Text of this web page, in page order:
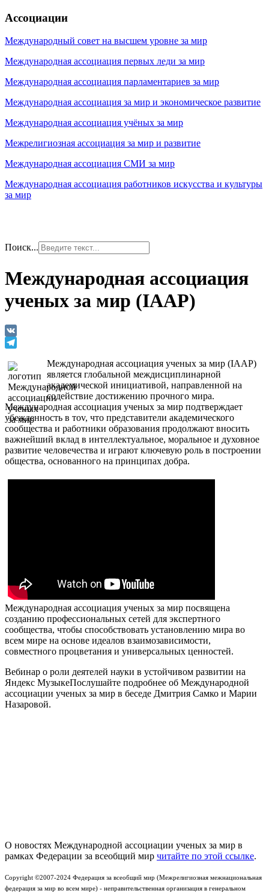
Ассоциации
Международный совет на высшем уровне за мир
Международная ассоциация первых леди за мир
Международная ассоциация парламентариев за мир
Международная ассоциация за мир и экономическое развитие
Международная ассоциация учёных за мир
Межрелигиозная ассоциация за мир и развитие
Международная ассоциация СМИ за мир
Международная ассоциация работников искусства и культуры
за мир
Поиск...
Международная ассоциация
ученых за мир (IAAP)
VK
Международная ассоциация ученых за мир (IAAP)
является глобальной междисциплинарной
академической инициативой, направленной на
содействие достижению прочного мира.
Международная ассоциация ученых за мир подтверждает
убежденность в тоv, что представители академического
сообщества и работники образования продолжают вносить
важнейший вклад в интеллектуальное, моральное и духовное
развитие человечества и играют ключевую роль в построении
общества, основанного на принципах добра.
Международная ассоциация ученых за мир посвящена
созданию профессиональных сетей для экспертного
сообщества, чтобы способствовать установлению мира во
всем мире на основе идеалов взаимозависимости,
совместного процветания и универсальных ценностей.
Вебинар о роли деятелей науки в устойчивом развитии на
Яндекс МузыкеПослушайте подробнее об Международной
ассоциации ученых за мир в беседе Дмитрия Самко и Марии
Назаровой.
О новостях Международной ассоциации ученых за мир в
рамках Федерации за всеобщий мир читайте по этой ссылке.
Copyright ©2007-2024 Федерация за всеобщий мир (Межрелигиозная межнациональная
федерация за мир во всем мире) - неправительственная организация в генеральном